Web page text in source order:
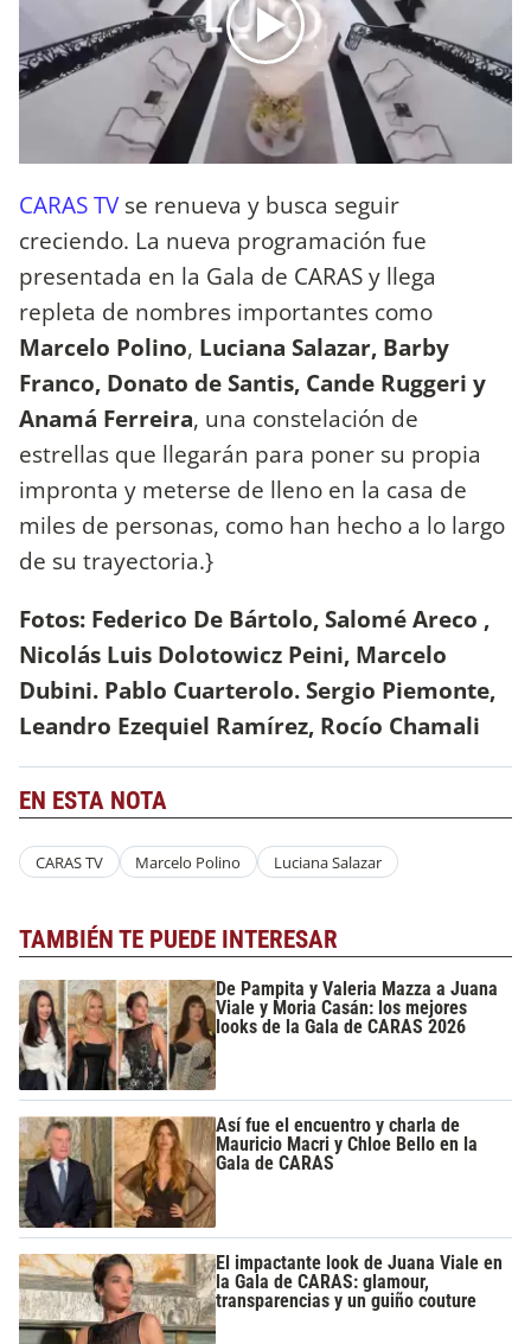
CARAS TVse renueva y busca seguir
creciendo. La nueva programación fue
presentada en la Gala de CARAS y llega
repleta de nombres importantes como
Marcelo Polino, Luciana Salazar, Barby
Franco, Donato de Santis, Cande Ruggeri y
Anamá Ferreira, una constelación de
estrellas que llegarán para poner su propia
impronta y meterse de lleno en la casa de
miles de personas, como han hecho a lo largo
de su trayectoria.}
Fotos: Federico De Bártolo, Salomé Areco ,
Nicolás Luis Dolotowicz Peini, Marcelo
Dubini. Pablo Cuarterolo. Sergio Piemonte,
Leandro Ezequiel Ramírez, Rocío Chamali
EN ESTA NOTA
CARAS TV Marcelo Polino Luciana Salazar
TAMBIÉN TE PUEDE INTERESAR
De Pampita y Valeria Mazza a Juana
Viale y Moria Casán: los mejores
looks de la Gala de CARAS 2026
Así fue el encuentro y charla de
Mauricio Macri y Chloe Bello en la
Gala de CARAS
El impactante look de Juana Viale en
la Gala de CARAS: glamour,
transparencias y un guiño couture